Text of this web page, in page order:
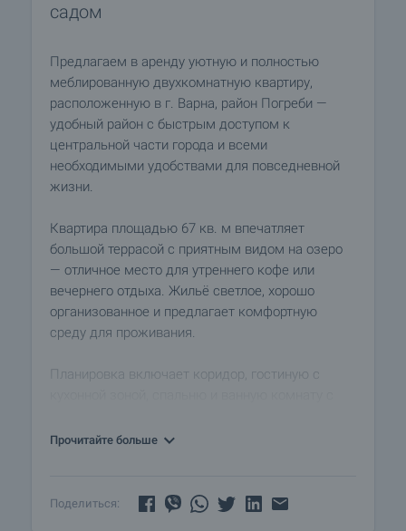
садом
Предлагаем в аренду уютную и полностью
меблированную двухкомнатную квартиру,
расположенную в г. Варна, район Погреби —
удобный район с быстрым доступом к
центральной части города и всеми
необходимыми удобствами для повседневной
жизни.
Квартира площадью 67 кв. м впечатляет
большой террасой с приятным видом на озеро
— отличное место для утреннего кофе или
вечернего отдыха. Жильё светлое, хорошо
организованное и предлагает комфортную
среду для проживания.
Планировка включает коридор, гостиную с
оснащена бытовой техникой и кондиционером, а
уютная и функциональная, оборудована
Прочитайте больше
Поделиться: